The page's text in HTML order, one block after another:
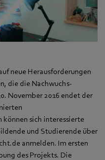
neue Herausforderungen
die die Nachwuchs-
November 2016 endet der
sich interessierte
und Studierende über
anmelden. Im ersten
des Projekts. Die